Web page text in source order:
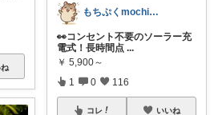
もちぷくmochipuku☘️5日感謝
👀コンセント不要のソーラー充
電式！長時間点 ...
￥ 5,900～
1 0 116
コレ いいね